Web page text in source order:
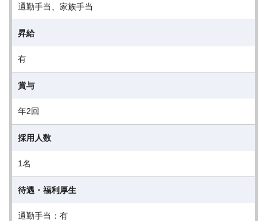
通勤手当、家族手当
昇給
有
賞与
年2回
採用人数
1名
待遇・福利厚生
通勤手当：有